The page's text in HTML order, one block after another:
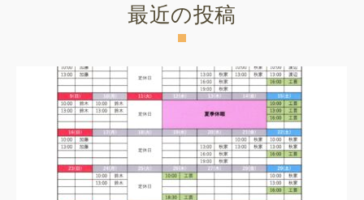
最近の投稿